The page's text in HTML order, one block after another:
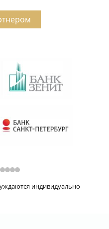
индивидуально